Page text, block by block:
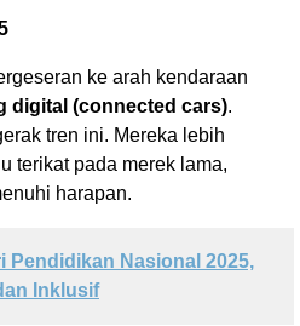
ke arah kendaraan
digital (connected cars).
tren ini. Mereka lebih
terikat pada merek lama,
harapan.
Pendidikan Nasional 2025,
Inklusif